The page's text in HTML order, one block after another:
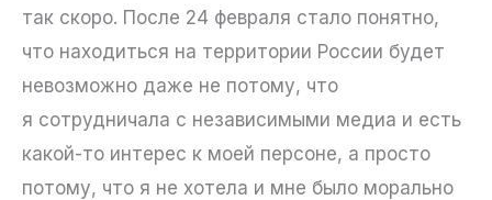
так скоро. После 24 февраля стало понятно,
что находиться на территории России будет
невозможно даже не потому, что
я сотрудничала с независимыми медиа и есть
какой-то интерес к моей персоне, а просто
потому, что я не хотела и мне было морально